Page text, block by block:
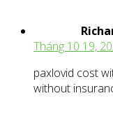
Tháng 10 19,
paxlovid cost
without